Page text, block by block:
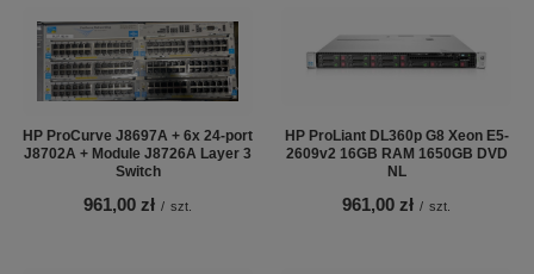
HP ProCurve J8697A + 6x 24-port
J8702A + Module J8726A Layer 3
Switch
961,00 zł / szt.
HP ProLiant DL360p G8 Xeon E5-
2609v2 16GB RAM 1650GB DVD
NL
961,00 zł / szt.